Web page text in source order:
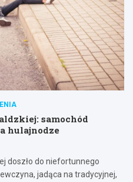
samochód
hulajnodze
doszło do niefortunnego
jadąca na tradycyjnej,